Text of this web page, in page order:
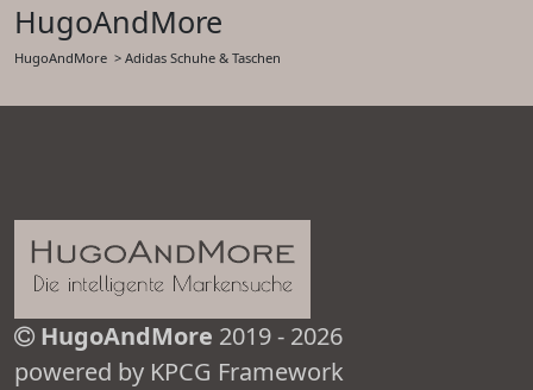
HugoAndMore
HugoAndMore > Adidas Schuhe & Taschen
HugoAndMore 2019 - 2026
powered by KPCG Framework